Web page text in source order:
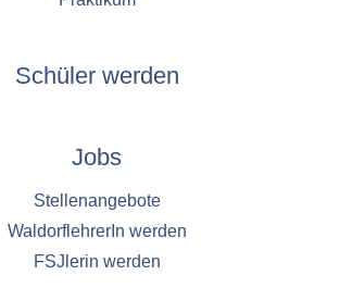
Schüler werden
Jobs
Stellenangebote
WaldorflehrerIn werden
FSJlerin werden